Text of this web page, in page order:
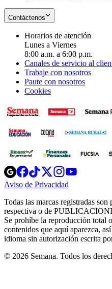
Contáctenos
Horarios de atención
Lunes a Viernes
8:00 a.m. a 6:00 p.m.
Canales de servicio al
Trabaje con nosotros
Paute con nosotros
Cookies
Opens
in
new
Opens
in
new
Opens
in
new
window
Opens
new
windowwindow
Aviso de Privacidad
new
window
Todas las marcas registradas
respectiva o de
Se prohíbe la reproducción total
contenidos que aquí aparezca,
idioma sin autorización escrita
© 2026 Semana. Todos los